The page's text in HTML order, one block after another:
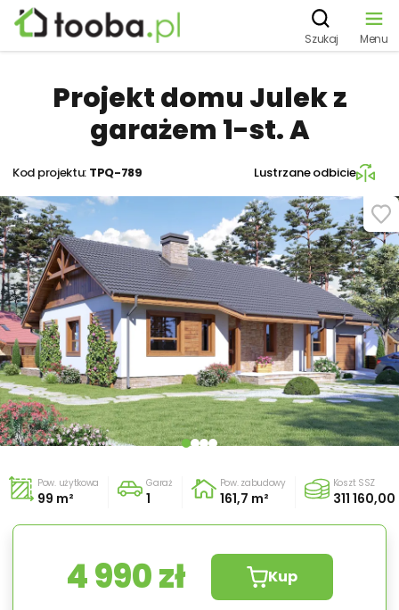
Szukaj Menu
Projekt domu Julek z
garażem 1-st. A
Kod projektu: TPQ-789 Lustrzane odbicie
Pow. użytkowa
99 m²
Garaż
1
Pow. zabudowy
161,7 m²
Koszt SSZ
311 160,00
4 990 zł Kup